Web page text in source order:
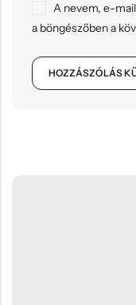
A nevem, e-
a böngészőben a